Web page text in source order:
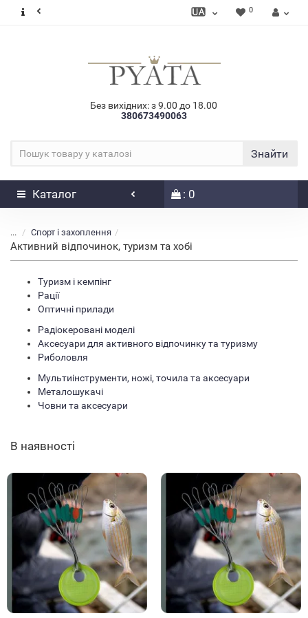
0
Без вихідних: з 9.00 до 18.00
380673490063
Знайти
Каталог : 0
... Спорт і захоплення
Активний відпочинок, туризм та хобі
Туризм і кемпінг
Рації
Оптичні прилади
Радіокеровані моделі
Аксесуари для активного відпочинку та туризму
Риболовля
Мультиінструменти, ножі, точила та аксесуари
Металошукачі
Човни та аксесуари
В наявності